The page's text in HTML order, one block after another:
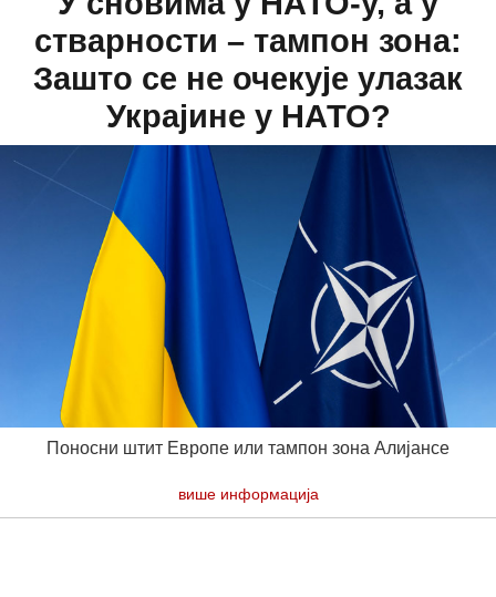
стварности – тампон зона:
Зашто се не очекује улазак
Украјине у НАТО?
Поносни штит Европе или тампон зона Алијансе
више информација